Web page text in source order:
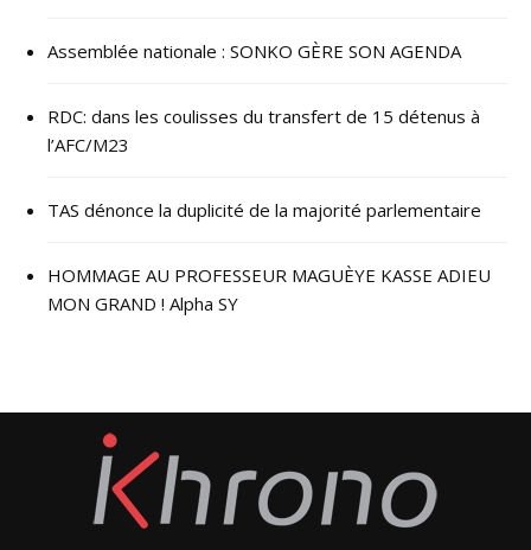
Assemblée nationale : SONKO GÈRE SON AGENDA
RDC: dans les coulisses du transfert de 15 détenus à
l’AFC/M23
TAS dénonce la duplicité de la majorité parlementaire
HOMMAGE AU PROFESSEUR MAGUÈYE KASSE ADIEU
MON GRAND ! Alpha SY